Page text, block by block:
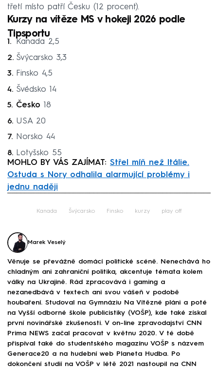
třetí místo patří Česku (12 procent).
Kurzy na vítěze MS v hokeji 2026 podle
Tipsportu
Kanada 2,5
Švýcarsko 3,3
Finsko 4,5
Švédsko 14
Česko 18
USA 20
Norsko 44
Lotyšsko 55
MOHLO BY VÁS ZAJÍMAT: Střel míň než Itálie.
Ostuda s Nory odhalila alarmující problémy i
jednu naději
Kanada Švýcarsko Finsko kurzy play off
Marek Veselý
Věnuje se převážně domácí politické scéně. Nenechává ho
chladným ani zahraniční politika, akcentuje témata kolem
války na Ukrajině. Rád zpracovává i gaming a
nezanedbává v textech ani svou vášeň v podobě
houbaření. Studoval na Gymnáziu Na Vítězné pláni a poté
na Vyšší odborné škole publicistiky (VOŠP), kde také získal
první novinářské zkušenosti. V on-line zpravodajství CNN
Prima NEWS začal pracovat v květnu 2020. V té době
přispíval také do studentského magazínu VOŠP s názvem
Generace20 a na hudební web Planeta Hudba. Po
dokončení studií na VOŠP v létě 2021 nastoupil na CNN